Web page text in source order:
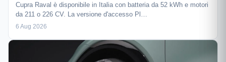
Cupra Raval è disponibile in Italia con batteria da 52 kWh e motori
da 211 o 226 CV. La versione d'accesso Pl…
6 Aug 2026